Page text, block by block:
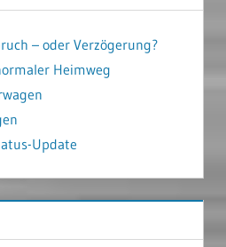
– oder Verzögerung?
Heimweg
Update